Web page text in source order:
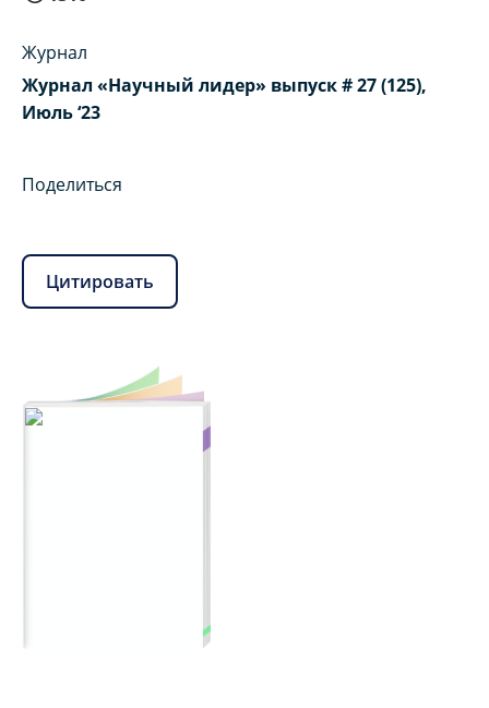
Журнал
Журнал «Научный лидер» выпуск # 27 (125),
Июль ‘23
Поделиться
Цитировать